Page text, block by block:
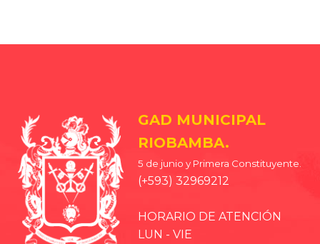
GAD MUNICIPAL
RIOBAMBA.
5 de junio y Primera Constituyente.
(+593) 32969212
HORARIO DE ATENCIÓN
LUN - VIE